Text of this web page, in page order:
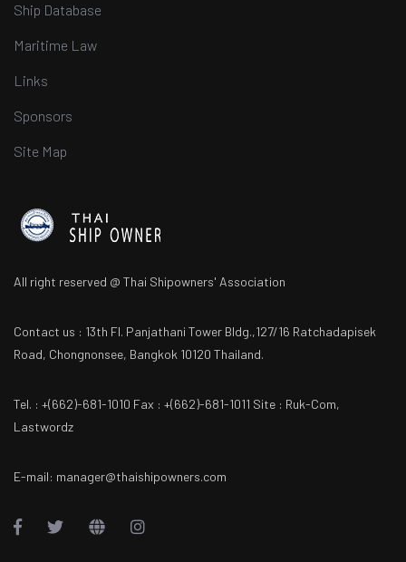
Ship Database
Maritime Law
Links
Sponsors
Site Map
All right reserved @ Thai Shipowners' Association
Contact us : 13th Fl. Panjathani Tower Bldg.,127/16 Ratchadapisek
Road, Chongnonsee, Bangkok 10120 Thailand.
Tel. : +(662)-681-1010 Fax : +(662)-681-1011 Site : Ruk-Com,
Lastwordz
E-mail: manager@thaishipowners.com